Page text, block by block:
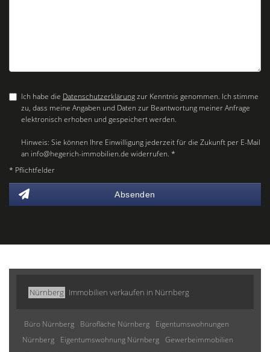
Ich habe die Datenschutzerklärungzur Kenntnis genommen. Ich stimme
zu, dass meine Angaben und Daten zur Beantwortung meiner Anfrage
elektronisch erhoben und gespeichert werden.
Hinweis: Sie können Ihre Einwilligung jederzeit für die Zukunft per E-Mail
an info@hegerich-immobilien.de widerrufen. *
* Pflichtfelder
Absenden
Nürnberg Immobilien verkaufen in Nürnberg
Büro Nürnberg Bürofläche Nürnberg
Eigentumswohnungen
Nürnberg
Eigentumswohnung Nürnberg Gewerbeimmobilien